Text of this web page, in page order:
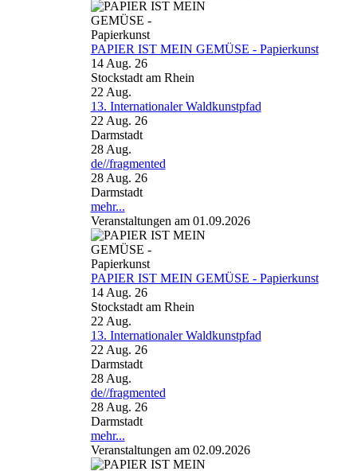
PAPIER IST MEIN GEMÜSE - Papierkunst
14 Aug. 26
Stockstadt am Rhein
22 Aug.
13. Internationaler Waldkunstpfad
22 Aug. 26
Darmstadt
28 Aug.
de//fragmented
28 Aug. 26
Darmstadt
mehr...
Veranstaltungen am 01.09.2026
PAPIER IST MEIN GEMÜSE - Papierkunst
14 Aug. 26
Stockstadt am Rhein
22 Aug.
13. Internationaler Waldkunstpfad
22 Aug. 26
Darmstadt
28 Aug.
de//fragmented
28 Aug. 26
Darmstadt
mehr...
Veranstaltungen am 02.09.2026